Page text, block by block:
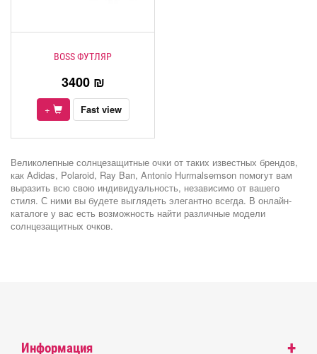
BOSS ФУТЛЯР
3400 ₪
+ Fast view
Великолепные солнцезащитные очки от таких известных брендов,
как Adidas, Polaroid, Ray Ban, Antonio Hurmalsemson помогут вам
выразить всю свою индивидуальность, независимо от вашего
стиля. С ними вы будете выглядеть элегантно всегда. В онлайн-
каталоге у вас есть возможность найти различные модели
солнцезащитных очков.
Информация +